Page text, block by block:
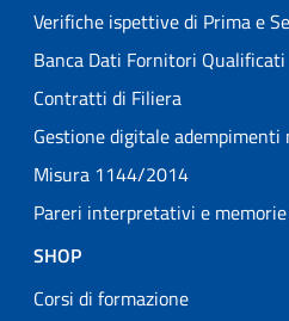
Verifiche ispettive di Prima e
Banca Dati Fornitori Qualificati
Contratti di Filiera
Gestione digitale
Misura 1144/2014
Pareri interpretativi e
SHOP
Corsi di formazione